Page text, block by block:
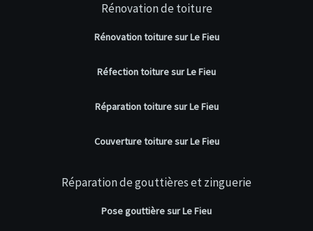
Rénovation de toiture
Rénovation toiture sur Le Fieu
Réfection toiture sur Le Fieu
Réparation toiture sur Le Fieu
Couverture toiture sur Le Fieu
Réparation de gouttières et zinguerie
Pose gouttière sur Le Fieu